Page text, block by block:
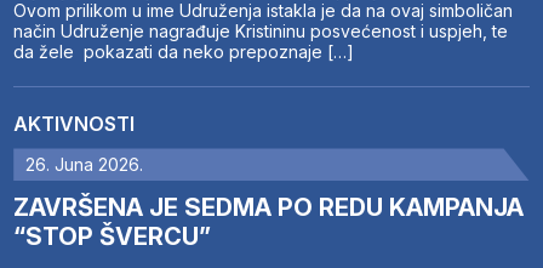
Ovom prilikom u ime Udruženja istakla je da na ovaj simboličan
način Udruženje nagrađuje Kristininu posvećenost i uspjeh, te
da žele pokazati da neko prepoznaje […]
AKTIVNOSTI
26. Juna 2026.
ZAVRŠENA JE SEDMA PO REDU KAMPANJA
“STOP ŠVERCU”